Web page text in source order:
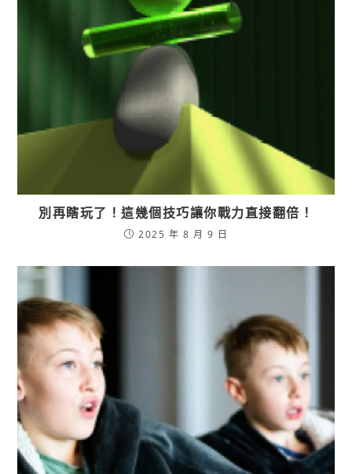
別再瞎玩了！這幾個技巧讓你戰力直接翻倍！
2025 年 8 月 9 日